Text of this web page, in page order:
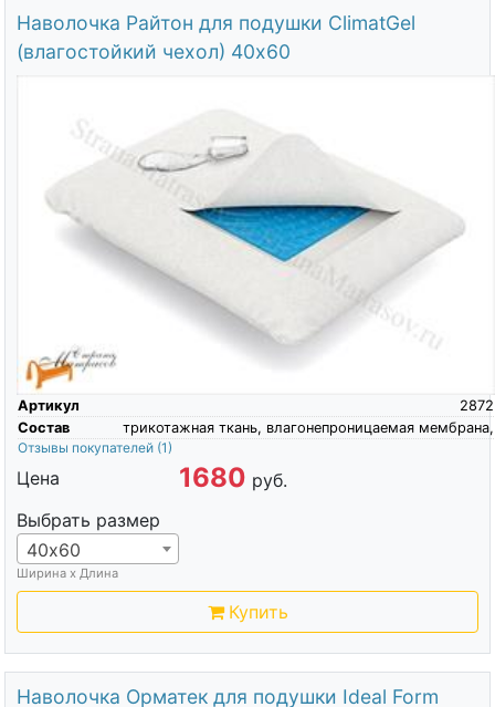
Наволочка Райтон для подушки ClimatGel
(влагостойкий чехол) 40х60
Артикул
2872
Состав
трикотажная ткань, влагонепроницаемая мембрана,
Отзывы покупателей (1)
Цена 1680 руб.
Выбрать размер
40х60
Ширина х Длина
Купить
Наволочка Орматек для подушки Ideal Form